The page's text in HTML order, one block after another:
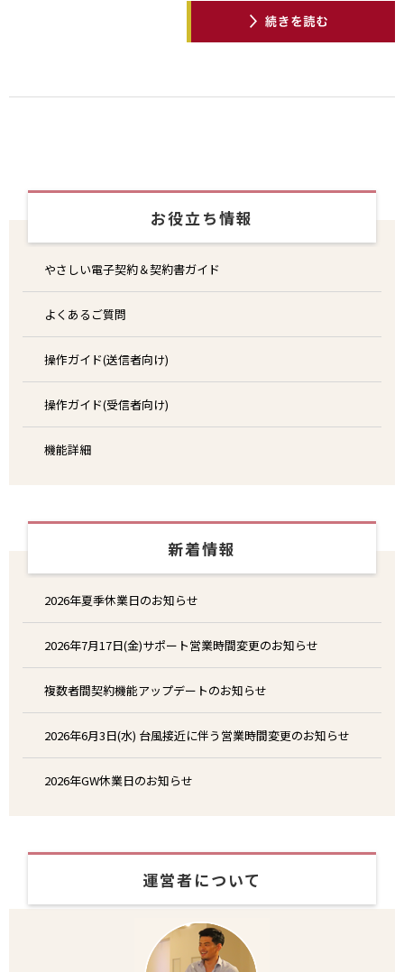
お役立ち情報
やさしい電子契約＆契約書ガイド
よくあるご質問
操作ガイド(送信者向け)
操作ガイド(受信者向け)
機能詳細
新着情報
2026年夏季休業日のお知らせ
2026年7月17日(金)サポート営業時間変更のお知らせ
複数者間契約機能アップデートのお知らせ
2026年6月3日(水) 台風接近に伴う営業時間変更のお知らせ
2026年GW休業日のお知らせ
運営者について